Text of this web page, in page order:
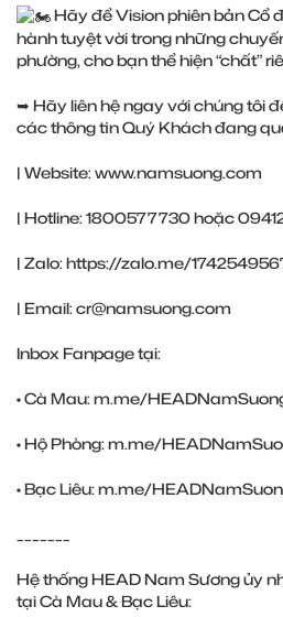
Hãy để Vision phiên bản Cổ
hành tuyệt vời trong những
phường, cho bạn thể hiện “chất”
➥ Hãy liên hệ ngay với chúng tôi
các thông tin Quý Khách đang
| Website:www.namsuong.com
| Hotline: 1800577730 hoặc
| Zalo:https://zalo.me/
| Email: cr@namsuong.com
Inbox Fanpage tại:
• Cà Mau:m.me/
• Hộ Phòng:m.me/
• Bạc Liêu:m.me/
Hệ thống HEAD Nam Sương ủy
tại Cà Mau & Bạc Liêu: